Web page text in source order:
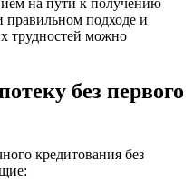
правильном подходе и
трудностей можно
без первого
кредитования без